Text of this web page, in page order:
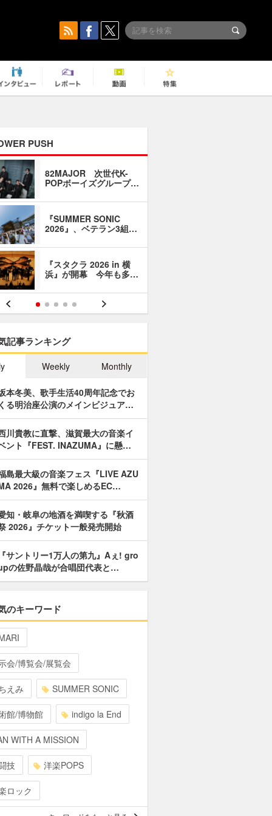
PUSH
82MAJOR 次世代K-
POPボーイズグループ…
『SUMMER SONIC
2026』、ベテラン3組…
『スタクラ 2026 in 横
浜』が開幕 今年も多…
記事ランキング
Weekly Monthly
本冬美、歌手生活40周年記念でお
くる明治座公演のメインビジュア…
川貴教に直撃、滋賀最大の音楽イ
ント『FEST. INAZUMA』に懸…
島最大級の音楽フェス『LIVE AZU
2026』無料で楽しめるEC…
知・岐阜の地酒を満喫する『秋酒
2026』チケット一般発売開始
『サントリー1万人の第九』Aぇ! gro
の佐野晶哉が合唱団代表と…
のキーワード
会/博覧会/展覧会
えみ SUMMER SONIC
館/博物館 indigo la End
WITH A MISSION
技 洋楽POPS
ロック